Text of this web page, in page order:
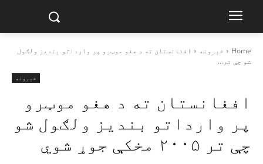
Home خبرونه
افغانستان ته د هغو موټرو پر وارداتو بندیز ولګول
شو چې تر...
خبرونه
افغانستان ته د هغو موټرو
پر وارداتو بندیز ولګول شو
چې تر ۲۰۰۵ مخکې جوړ شوي